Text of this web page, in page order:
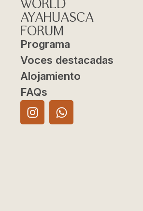
AYAHUASCA
FORUM
Programa
Voces destacadas
Alojamiento
FAQs